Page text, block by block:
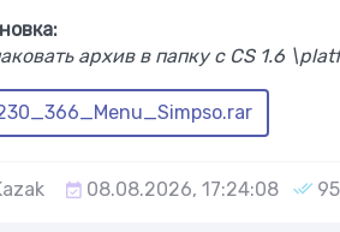
архив в папку с CS 1.6
08.08.2026, 17:24:08